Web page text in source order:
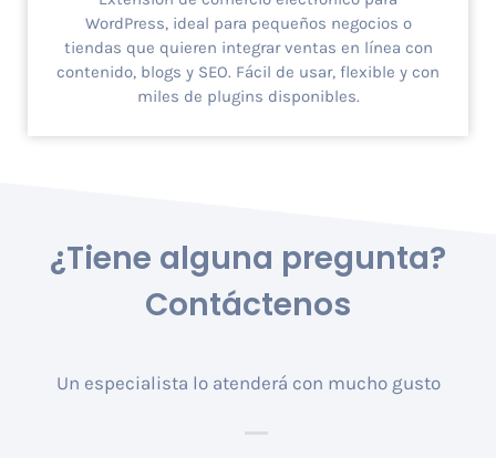
WordPress, ideal para pequeños negocios o
tiendas que quieren integrar ventas en línea con
contenido, blogs y SEO. Fácil de usar, flexible y con
miles de plugins disponibles.
¿Tiene alguna pregunta?
Contáctenos
Un especialista lo atenderá con mucho gusto